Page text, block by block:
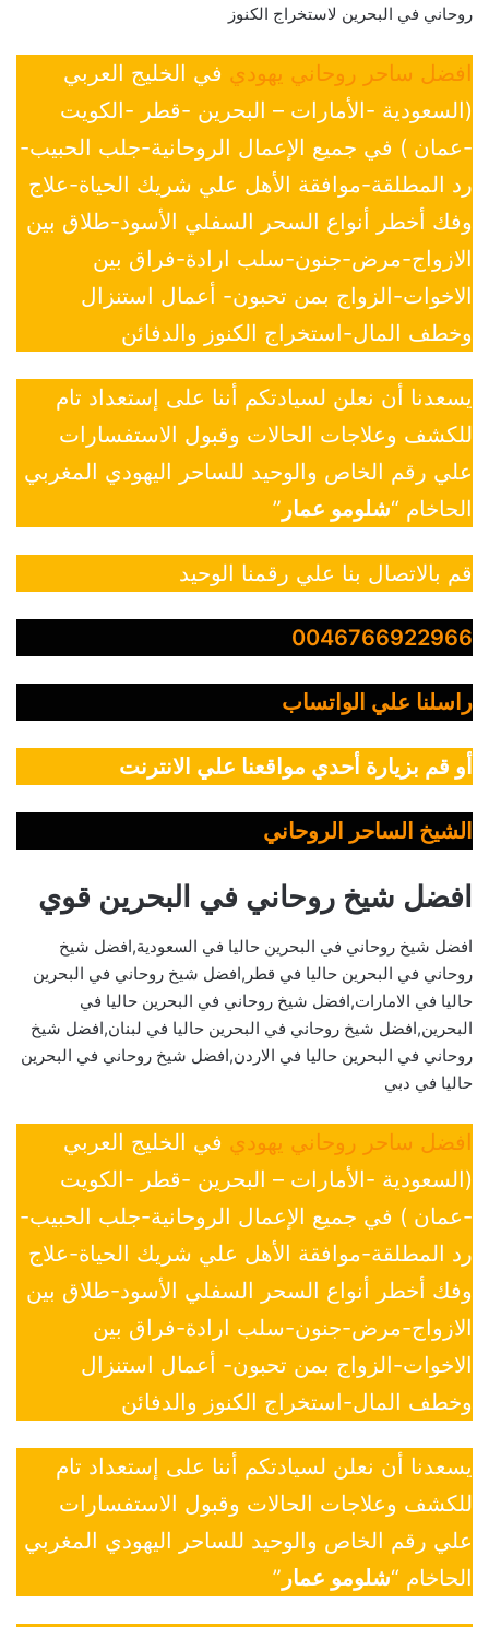
روحاني في البحرين لاستخراج الكنوز
افضل ساحر روحاني يهودي في الخليج العربي
(السعودية -الأمارات – البحرين -قطر -الكويت
-عمان ) في جميع الإعمال الروحانية-جلب الحبيب-
رد المطلقة-موافقة الأهل علي شريك الحياة-علاج
وفك أخطر أنواع السحر السفلي الأسود-طلاق بين
الازواج-مرض-جنون-سلب ارادة-فراق بين
الاخوات-الزواج بمن تحبون- أعمال استنزال
وخطف المال-استخراج الكنوز والدفائن
يسعدنا أن نعلن لسيادتكم أننا على إستعداد تام
للكشف وعلاجات الحالات وقبول الاستفسارات
علي رقم الخاص والوحيد للساحر اليهودي المغربي
الحاخام “شلومو عمار ”
قم بالاتصال بنا علي رقمنا الوحيد
0046766922966
راسلنا علي الواتساب
أو قم بزيارة أحدي مواقعنا علي الانترنت
الشيخ الساحر الروحاني
افضل شيخ روحاني في البحرين قوي
افضل شيخ روحاني في البحرين حاليا في السعودية,افضل شيخ
روحاني في البحرين حاليا في قطر,افضل شيخ روحاني في البحرين
حاليا في الامارات,افضل شيخ روحاني في البحرين حاليا في
البحرين,افضل شيخ روحاني في البحرين حاليا في لبنان,افضل شيخ
روحاني في البحرين حاليا في الاردن,افضل شيخ روحاني في البحرين
حاليا في دبي
افضل ساحر روحاني يهودي في الخليج العربي
(السعودية -الأمارات – البحرين -قطر -الكويت
-عمان ) في جميع الإعمال الروحانية-جلب الحبيب-
رد المطلقة-موافقة الأهل علي شريك الحياة-علاج
وفك أخطر أنواع السحر السفلي الأسود-طلاق بين
الازواج-مرض-جنون-سلب ارادة-فراق بين
الاخوات-الزواج بمن تحبون- أعمال استنزال
وخطف المال-استخراج الكنوز والدفائن
يسعدنا أن نعلن لسيادتكم أننا على إستعداد تام
للكشف وعلاجات الحالات وقبول الاستفسارات
علي رقم الخاص والوحيد للساحر اليهودي المغربي
الحاخام “شلومو عمار ”